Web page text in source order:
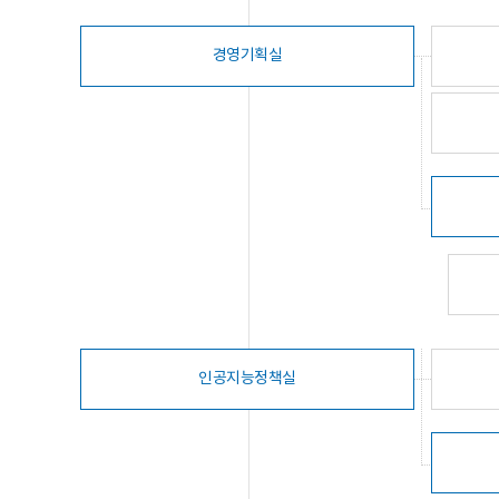
경영기획실
인공지능정책실